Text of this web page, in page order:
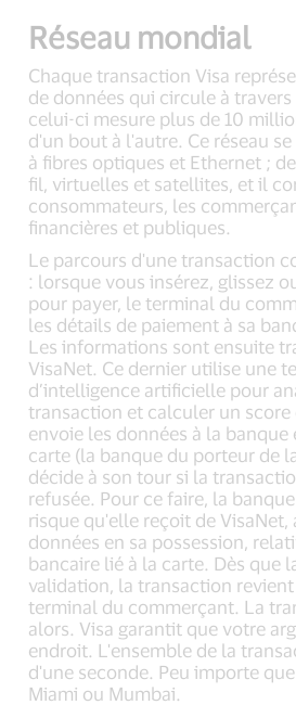
Réseau mondial
Chaque transaction Visa
de données qui circule à travers
celui-ci mesure plus de 10
d'un bout à l'autre. Ce réseau
à fibres optiques et Ethernet ;
fil, virtuelles et satellites, et il
consommateurs, les
financières et publiques.
Le parcours d'une transaction
: lorsque vous insérez, glissez
pour payer, le terminal du
les détails de paiement à sa
Les informations sont ensuite
VisaNet. Ce dernier utilise une
d’intelligence artificielle pour
transaction et calculer un score
envoie les données à la banque
carte (la banque du porteur de
décide à son tour si la
refusée. Pour ce faire, la
risque qu'elle reçoit de VisaNet,
données en sa possession,
bancaire lié à la carte. Dès que
validation, la transaction revient
terminal du commerçant. La
alors. Visa garantit que votre
endroit. L'ensemble de la
d'une seconde. Peu importe que
Miami ou Mumbai.